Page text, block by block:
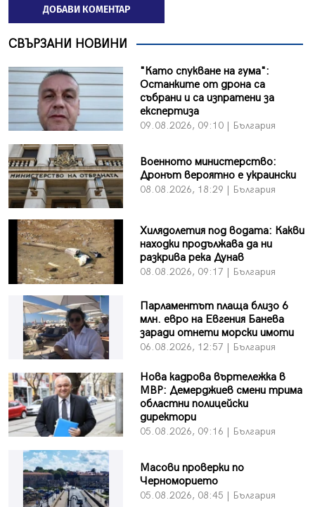
ДОБАВИ КОМЕНТАР
СВЪРЗАНИ НОВИНИ
"Като спукване на гума":
Останките от дрона са
събрани и са изпратени за
експертиза
09.08.2026, 09:10 | България
Военното министерство:
Дронът вероятно е украински
08.08.2026, 18:29 | България
Хилядолетия под водата: Какви
находки продължава да ни
разкрива река Дунав
08.08.2026, 09:17 | България
Парламентът плаща близо 6
млн. евро на Евгения Банева
заради отнети морски имоти
06.08.2026, 12:57 | България
Нова кадрова въртележка в
МВР: Демерджиев смени трима
областни полицейски
директори
05.08.2026, 09:16 | България
Масови проверки по
Черноморието
05.08.2026, 08:45 | България